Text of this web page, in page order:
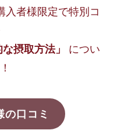
入者様限定で特別コ
摂取方法」
につい
の口コミ